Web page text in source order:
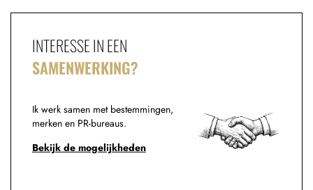
INTERESSE IN EEN
SAMENWERKING?
Ik werk samen met bestemmingen,
merken en PR-bureaus.
Bekijk de mogelijkheden